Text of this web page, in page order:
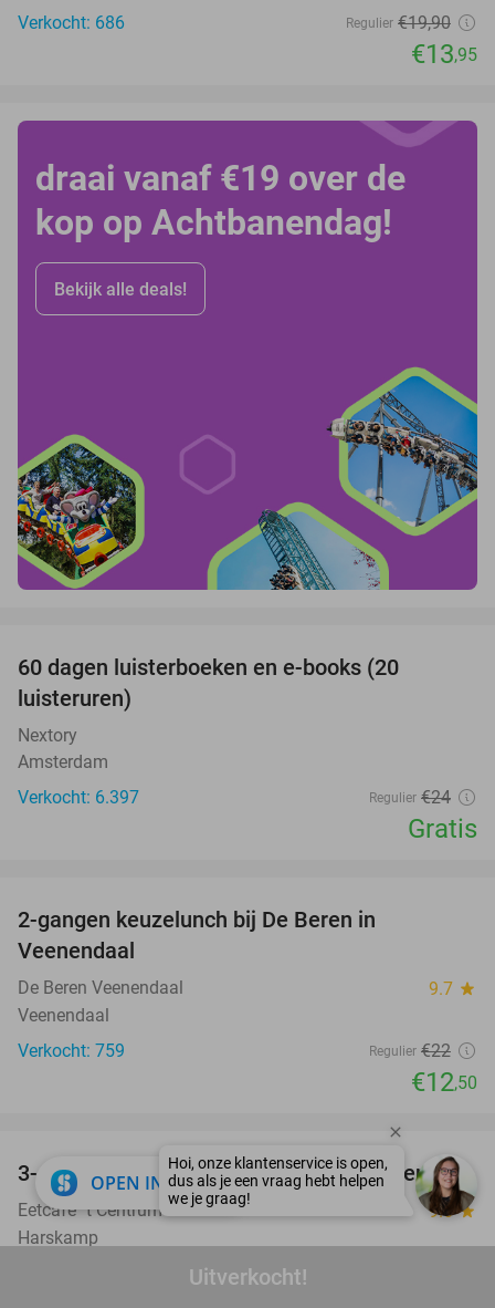
Uitverkocht!
Verkocht: 686
Regulier €19,90
€13,95
draai vanaf €19 over de
kop op Achtbanendag!
Bekijk alle deals!
60 dagen luisterboeken en e-books (20
luisteruren)
Nextory
Amsterdam
Verkocht: 6.397
Regulier €24
Gratis
2-gangen keuzelunch bij De Beren in
Veenendaal
De Beren Veenendaal 9.7 star
Veenendaal
Verkocht: 759
Regulier €22
€12,50
36%
3-gangendiner à la carte bij Eetcafé 't Centrum
Eetcafé ´t Centrum 9.6star
Harskamp
OPEN IN APP close